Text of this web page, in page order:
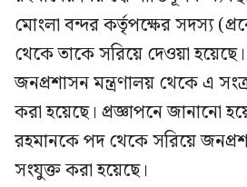
মোংলা বন্দর কর্তৃপক্ষের সদস্য
থেকে তাকে সরিয়ে দেওয়া
জনপ্রশাসন মন্ত্রণালয় থেকে এ
করা হয়েছে। প্রজ্ঞাপনে জানানো
রহমানকে পদ থেকে সরিয়ে
সংযুক্ত করা হয়েছে।